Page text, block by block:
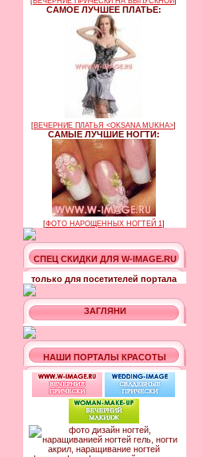
САМОЕ ЛУЧШЕЕ ПЛАТЬЕ:
[ВЕЧЕРНИЕ ПЛАТЬЯ <OKSANA MUKHA>]
САМЫЕ ЛУЧШИЕ НОГТИ:
[ФОТО НАРОЩЕННЫХ НОГТЕЙ 1]
СПЕЦ СКИДКИ ДЛЯ W-IMAGE.RU
только для посетителей портала
ЗАГЛЯНИ
НАШИ ПОРТАЛЫ КРАСОТЫ